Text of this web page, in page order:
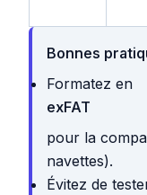
Bonnes
Formatez en
exFAT
pour la
navettes).
Évitez de